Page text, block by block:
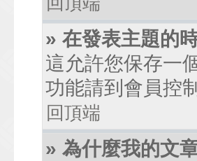
» 在發表主題的
這允許您保存一
功能請到會員控
回頂端
» 為什麼我的文